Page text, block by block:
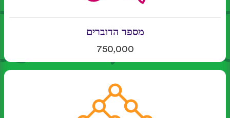
מספר הדוברים
750,000